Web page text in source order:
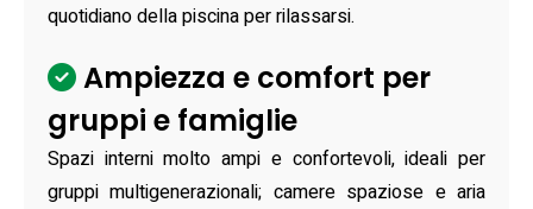
quotidiano della piscina per rilassarsi.
Ampiezza e comfort per
gruppi e famiglie
Spazi interni molto ampi e confortevoli, ideali per
gruppi multigenerazionali; camere spaziose e aria